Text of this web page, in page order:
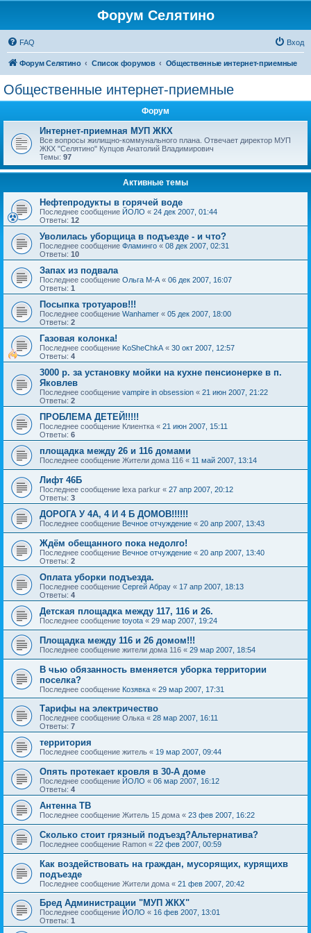
Форум Селятино
FAQ Вход
Форум Селятино Список форумов Общественные интернет-приемные
Общественные интернет-приемные
Форум
Интернет-приемная МУП ЖКХ
Все вопросы жилищно-коммунального плана. Отвечает директор МУП
ЖКХ "Селятино" Купцов Анатолий Владимирович
Темы: 97
Активные темы
Нефтепродукты в горячей воде
Последнее сообщение ЙОЛО « 24 дек 2007, 01:44
Ответы: 12
Уволилась уборщица в подъезде - и что?
Последнее сообщение Фламинго « 08 дек 2007, 02:31
Ответы: 10
Запах из подвала
Последнее сообщение Ольга М-А « 06 дек 2007, 16:07
Ответы: 1
Посыпка тротуаров!!!
Последнее сообщение Wanhamer « 05 дек 2007, 18:00
Ответы: 2
Газовая колонка!
Последнее сообщение KoSheChkA « 30 окт 2007, 12:57
Ответы: 4
3000 р. за установку мойки на кухне пенсионерке в п.
Яковлев
Последнее сообщение vampire in obsession « 21 июн 2007, 21:22
Ответы: 2
ПРОБЛЕМА ДЕТЕЙ!!!!!
Последнее сообщение Клиентка « 21 июн 2007, 15:11
Ответы: 6
площадка между 26 и 116 домами
Последнее сообщение Жители дома 116 « 11 май 2007, 13:14
Лифт 46Б
Последнее сообщение lexa parkur « 27 апр 2007, 20:12
Ответы: 3
ДОРОГА У 4А, 4 И 4 Б ДОМОВ!!!!!!
Последнее сообщение Вечное отчуждение « 20 апр 2007, 13:43
Ждём обещанного пока недолго!
Последнее сообщение Вечное отчуждение « 20 апр 2007, 13:40
Ответы: 2
Оплата уборки подъезда.
Последнее сообщение Сергей Абрау « 17 апр 2007, 18:13
Ответы: 4
Детская площадка между 117, 116 и 26.
Последнее сообщение toyota « 29 мар 2007, 19:24
Площадка между 116 и 26 домом!!!
Последнее сообщение жители дома 116 « 29 мар 2007, 18:54
В чью обязанность вменяется уборка территории
поселка?
Последнее сообщение Козявка « 29 мар 2007, 17:31
Тарифы на электричество
Последнее сообщение Oлькa « 28 мар 2007, 16:11
Ответы: 7
территория
Последнее сообщение житель « 19 мар 2007, 09:44
Опять протекает кровля в 30-А доме
Последнее сообщение ЙОЛО « 06 мар 2007, 16:12
Ответы: 4
Антенна ТВ
Последнее сообщение Житель 15 дома « 23 фев 2007, 16:22
Сколько стоит грязный подъезд?Альтернатива?
Последнее сообщение Ramon « 22 фев 2007, 00:59
Как воздействовать на граждан, мусорящих, курящихв
подъезде
Последнее сообщение Жители дома « 21 фев 2007, 20:42
Бред Администрации "МУП ЖКХ"
Последнее сообщение ЙОЛО « 16 фев 2007, 13:01
Ответы: 1